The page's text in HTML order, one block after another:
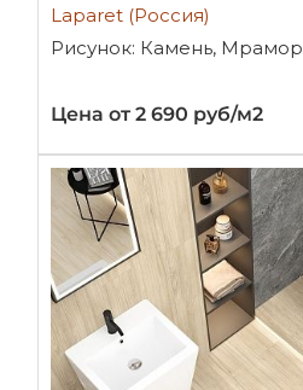
Laparet (Россия)
Рисунок: Камень, Мрамор
Цена от 2 690 руб/м2